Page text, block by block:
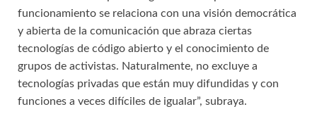
funcionamiento se relaciona con una visión democrática
y abierta de la comunicación que abraza ciertas
tecnologías de código abierto y el conocimiento de
grupos de activistas. Naturalmente, no excluye a
tecnologías privadas que están muy difundidas y con
funciones a veces difíciles de igualar”, subraya.